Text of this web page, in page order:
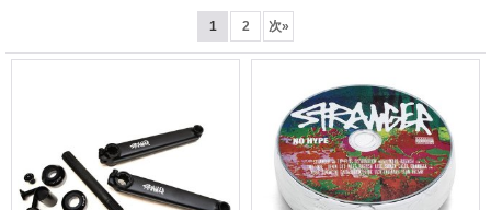
1 2 次»